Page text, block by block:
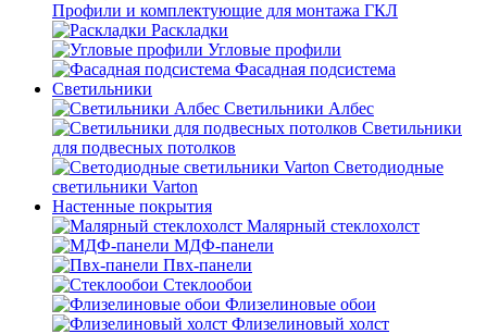
Профили и комплектующие для монтажа ГКЛ
Раскладки
Угловые профили
Фасадная подсистема
Светильники
Светильники Албес
Светильники
для подвесных потолков
Светодиодные
светильники Varton
Настенные покрытия
Малярный стеклохолст
МДФ-панели
Пвх-панели
Стеклообои
Флизелиновые обои
Флизелиновый холст